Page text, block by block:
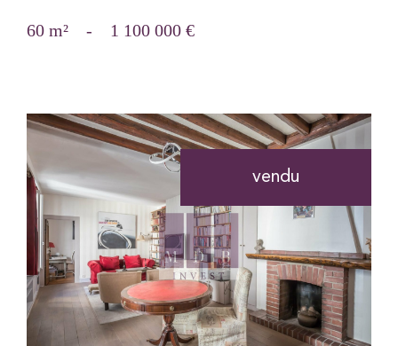
60 m² - 1 100 000 €
vendu
voir le bien